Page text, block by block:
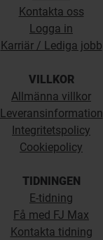
Kontakta oss
Logga in
Karriär / Lediga jobb
VILLKOR
Allmänna villkor
Leveransinformation
Integritetspolicy
Cookiepolicy
TIDNINGEN
E-tidning
Få med FJ Max
Kontakta tidning